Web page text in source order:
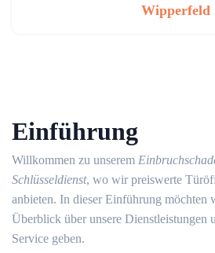
Wipperfeld
Einführung
Willkommen zu unserem
Schlüsseldienst, wo wir preiswerte
anbieten. In dieser Einführung möchten
Überblick über unsere Dienstleistungen
Service geben.